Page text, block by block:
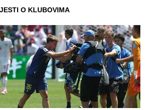
O KLUBOVIMA